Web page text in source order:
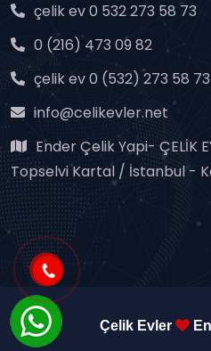
çelik ev 0 532 273 58 73
0 (216) 473 09 82
çelik ev 0 (532) 273 58 73
info@celikevler.net
Ender Çelik Yapi- ÇELİK
Topselvi Kartal / İstanbul -
Çelik Evler